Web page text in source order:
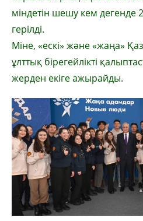
міндетін шешу кем
герілді.
Міне, «ескі» және «жаңа»
ұлттық бірегейлікті
жерден екіге ажырайды.